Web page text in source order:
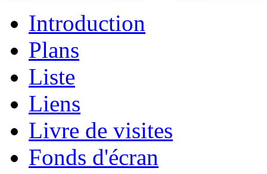
Introduction
Plans
Liste
Liens
Livre de visites
Fonds d'écran